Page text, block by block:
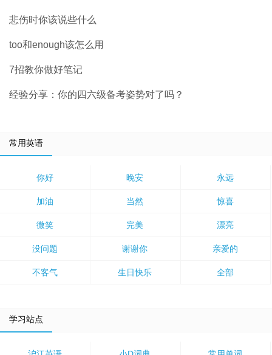
悲伤时你该说些什么
too和enough该怎么用
7招教你做好笔记
经验分享：你的四六级备考姿势对了吗？
常用英语
你好 晚安 永远
加油 当然 惊喜
微笑 完美 漂亮
没问题 谢谢你 亲爱的
不客气 生日快乐 全部
学习站点